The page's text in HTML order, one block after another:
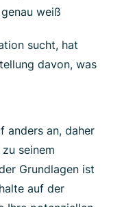
weiß
sucht, hat
davon, was
anders an, daher
seinem
Grundlagen ist
auf der